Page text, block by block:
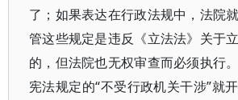
了；如果表达在行政法规中，法院
管这些规定是违反《立法法》关于
的，但法院也无权审查而必须执行
宪法规定的“不受行政机关干涉”就